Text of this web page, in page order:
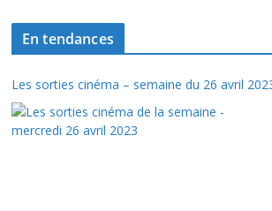
En tendances
Les sorties cinéma – semaine du 26 avril